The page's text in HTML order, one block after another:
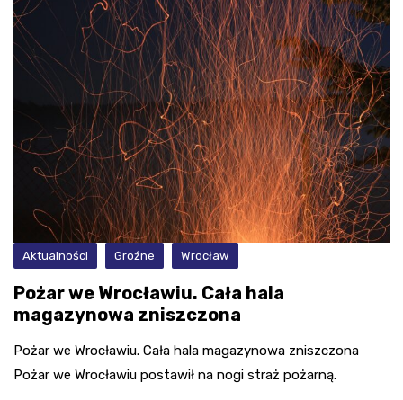
Aktualności Groźne Wrocław
Pożar we Wrocławiu. Cała hala
magazynowa zniszczona
Pożar we Wrocławiu. Cała hala magazynowa zniszczona
Pożar we Wrocławiu postawił na nogi straż pożarną.